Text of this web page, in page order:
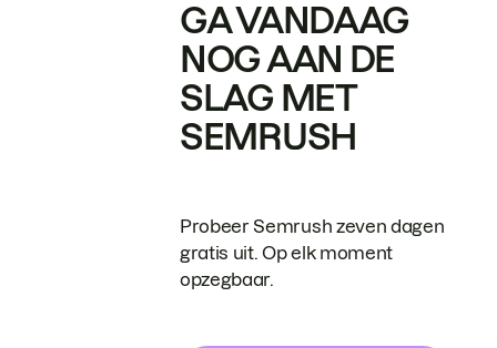
GA VANDAAG
NOG AAN DE
SLAG MET
SEMRUSH
Probeer Semrush zeven dagen
gratis uit. Op elk moment
opzegbaar.